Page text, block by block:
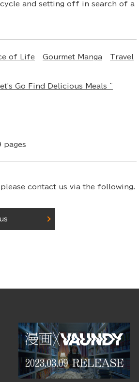
and setting off in search of a
of Life Gourmet Manga Travel
Go Find Delicious Meals ~
pages
please contact us via the following.